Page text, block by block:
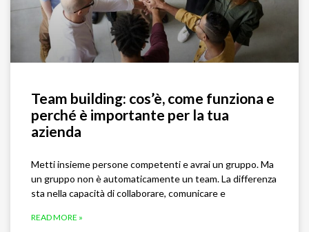
Team building: cos’è, come funziona e
perché è importante per la tua
azienda
Metti insieme persone competenti e avrai un gruppo. Ma
un gruppo non è automaticamente un team. La differenza
sta nella capacità di collaborare, comunicare e
READ MORE »